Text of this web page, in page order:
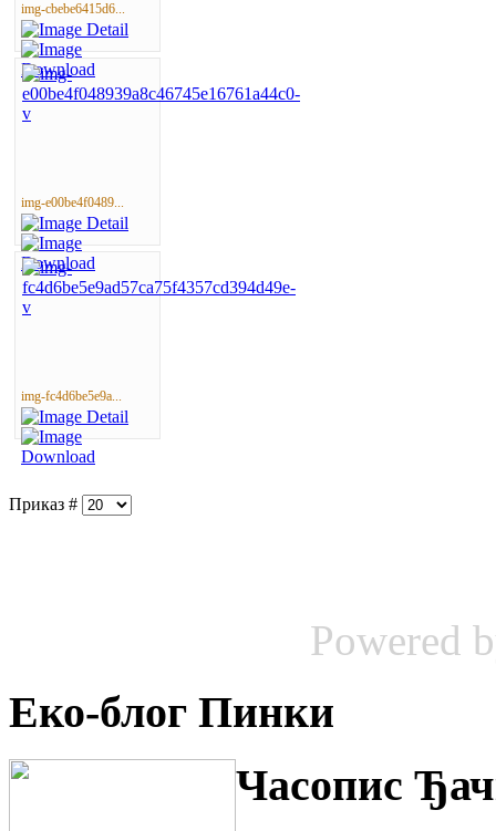
img-cbebe6415d6...
img-e00be4f0489...
img-fc4d6be5e9a...
Приказ #
Powered
Еко-блог Пинки
Часопис